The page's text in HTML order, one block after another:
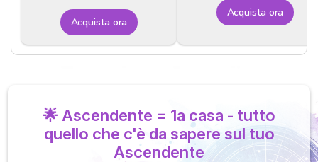
Acquista ora
Acquista ora
🌟 Ascendente = 1a casa - tutto
quello che c'è da sapere sul tuo
Ascendente